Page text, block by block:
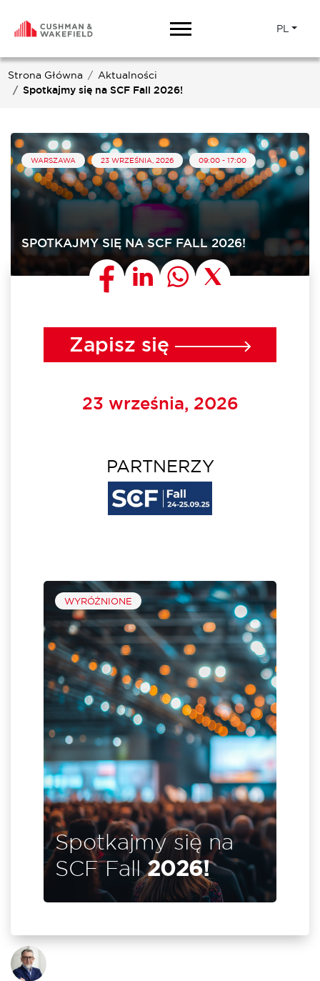
PL
Strona Główna
Aktualności
Spotkajmy się na SCF Fall 2026!
WARSZAWA 23 WRZEŚNIA, 2026 09:00 - 17:00
SPOTKAJMY SIĘ NA SCF FALL 2026!
Zapisz się
23 września, 2026
PARTNERZY
WYRÓŻNIONE
Spotkajmy się na
SCF Fall2026!